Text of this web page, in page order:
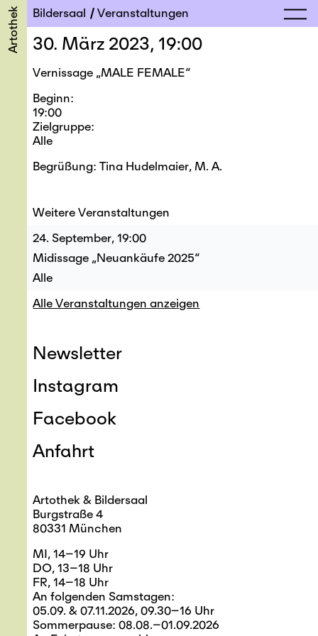
Artothek Bildersaal Veranstaltungen
30. März 2023, 19:00
Vernissage „MALE FEMALE“
Beginn
19:00
Zielgruppe
Alle
Begrüßung: Tina Hudelmaier, M. A.
Weitere Veranstaltungen
24. September, 19:00
Midissage „Neuankäufe 2025“
Alle
Alle Veranstaltungen anzeigen
Newsletter
Instagram
Facebook
Anfahrt
Artothek & Bildersaal
Burgstraße 4
80331 München
MI, 14–19 Uhr
DO, 13–18 Uhr
FR, 14–18 Uhr
An folgenden Samstagen:
05.09. & 07.11.2026, 09.30–16 Uhr
Sommerpause: 08.08.–01.09.2026